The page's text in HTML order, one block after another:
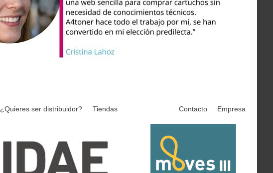
¿Quieres ser distribuidor? Tiendas Contacto Empresa